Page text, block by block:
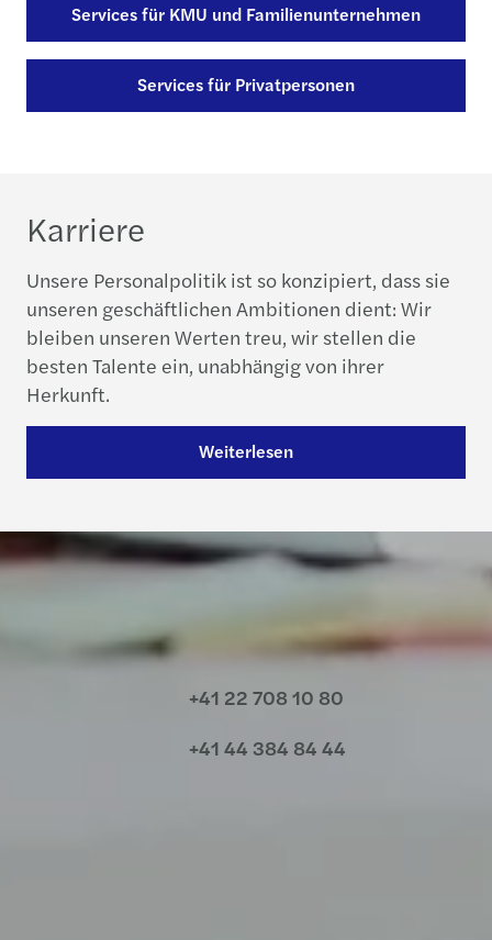
Services für KMU und Familienunternehmen
Services für Privatpersonen
Karriere
Unsere Personalpolitik ist so konzipiert, dass sie
unseren geschäftlichen Ambitionen dient: Wir
bleiben unseren Werten treu, wir stellen die
besten Talente ein, unabhängig von ihrer
Herkunft.
Weiterlesen
Kontakt
+41 22 708 10 80
+41 44 384 84 44